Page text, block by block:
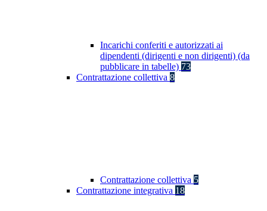
Incarichi conferiti e autorizzati ai
dipendenti (dirigenti e non dirigenti) (da
pubblicare in tabelle) 73
Contrattazione collettiva 8
Contrattazione collettiva 5
Contrattazione integrativa 18